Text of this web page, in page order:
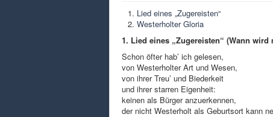
Lied eines „Zugereisten“
Westerholter Gloria
1. Lied eines „Zugereisten“ (Wann
Schon öfter hab’ ich gelesen,
von Westerholter Art und Wesen,
von ihrer Treu’ und Biederkeit
und ihrer starren Eigenheit:
keinen als Bürger anzuerkennen,
der nicht Westerholt als Geburtsort kann